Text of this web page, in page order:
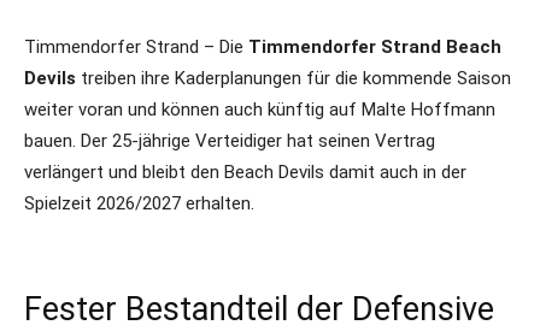
Timmendorfer Strand – Die Timmendorfer Strand Beach
Devils treiben ihre Kaderplanungen für die kommende Saison
weiter voran und können auch künftig auf Malte Hoffmann
bauen. Der 25-jährige Verteidiger hat seinen Vertrag
verlängert und bleibt den Beach Devils damit auch in der
Spielzeit 2026/2027 erhalten.
Fester Bestandteil der Defensive